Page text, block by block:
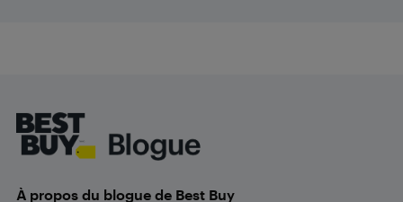
À propos du blogue de Best Buy